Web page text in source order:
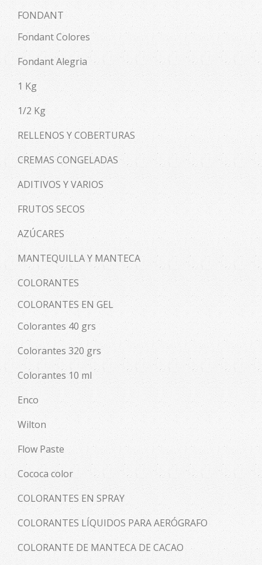
FONDANT
Fondant Colores
Fondant Alegria
1 Kg
1/2 Kg
RELLENOS Y COBERTURAS
CREMAS CONGELADAS
ADITIVOS Y VARIOS
FRUTOS SECOS
AZÚCARES
MANTEQUILLA Y MANTECA
COLORANTES
COLORANTES EN GEL
Colorantes 40 grs
Colorantes 320 grs
Colorantes 10 ml
Enco
Wilton
Flow Paste
Cococa color
COLORANTES EN SPRAY
COLORANTES LÍQUIDOS PARA AERÓGRAFO
COLORANTE DE MANTECA DE CACAO